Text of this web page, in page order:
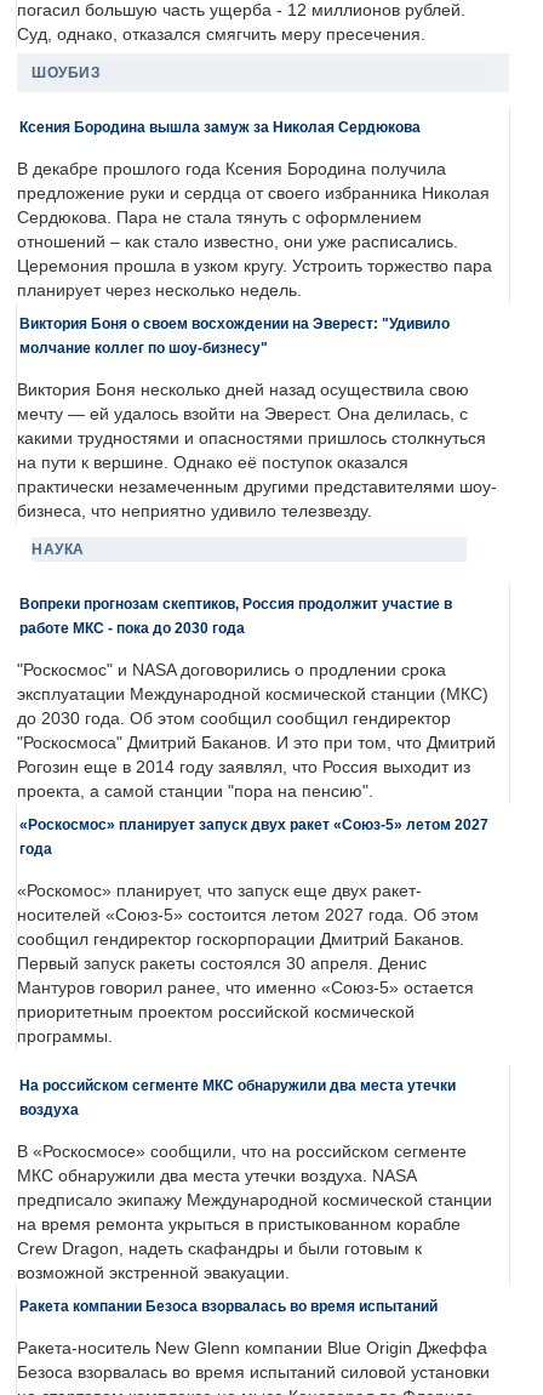
погасил большую часть ущерба - 12 миллионов рублей.
Суд, однако, отказался смягчить меру пресечения.
ШОУБИЗ
Ксения Бородина вышла замуж за Николая Сердюкова
В декабре прошлого года Ксения Бородина получила
предложение руки и сердца от своего избранника Николая
Сердюкова. Пара не стала тянуть с оформлением
отношений – как стало известно, они уже расписались.
Церемония прошла в узком кругу. Устроить торжество пара
планирует через несколько недель.
Виктория Боня о своем восхождении на Эверест: "Удивило
молчание коллег по шоу-бизнесу"
Виктория Боня несколько дней назад осуществила свою
мечту — ей удалось взойти на Эверест. Она делилась, с
какими трудностями и опасностями пришлось столкнуться
на пути к вершине. Однако её поступок оказался
практически незамеченным другими представителями шоу-
бизнеса, что неприятно удивило телезвезду.
НАУКА
Вопреки прогнозам скептиков, Россия продолжит участие в
работе МКС - пока до 2030 года
"Роскосмос" и NASA договорились о продлении срока
эксплуатации Международной космической станции (МКС)
до 2030 года. Об этом сообщил сообщил гендиректор
"Роскосмоса" Дмитрий Баканов. И это при том, что Дмитрий
Рогозин еще в 2014 году заявлял, что Россия выходит из
проекта, а самой станции "пора на пенсию".
«Роскосмос» планирует запуск двух ракет «Союз-5» летом 2027
года
«Роскомос» планирует, что запуск еще двух ракет-
носителей «Союз-5» состоится летом 2027 года. Об этом
сообщил гендиректор госкорпорации Дмитрий Баканов.
Первый запуск ракеты состоялся 30 апреля. Денис
Мантуров говорил ранее, что именно «Союз-5» остается
приоритетным проектом российской космической
программы.
На российском сегменте МКС обнаружили два места утечки
воздуха
В «Роскосмосе» сообщили, что на российском сегменте
МКС обнаружили два места утечки воздуха. NASA
предписало экипажу Международной космической станции
на время ремонта укрыться в пристыкованном корабле
Crew Dragon, надеть скафандры и были готовым к
возможной экстренной эвакуации.
Ракета компании Безоса взорвалась во время испытаний
Ракета-носитель New Glenn компании Blue Origin Джеффа
Безоса взорвалась во время испытаний силовой установки